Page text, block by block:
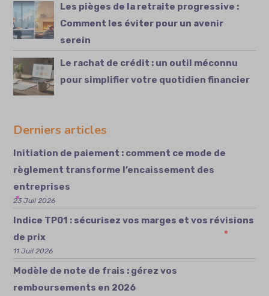
Les pièges de la retraite progressive :
Comment les éviter pour un avenir
serein
Le rachat de crédit : un outil méconnu
pour simplifier votre quotidien financier
Derniers articles
Initiation de paiement : comment ce mode de
règlement transforme l’encaissement des
entreprises
23 Juil 2026
Indice TP01 : sécurisez vos marges et vos révisions
de prix
11 Juil 2026
Modèle de note de frais : gérez vos
remboursements en 2026